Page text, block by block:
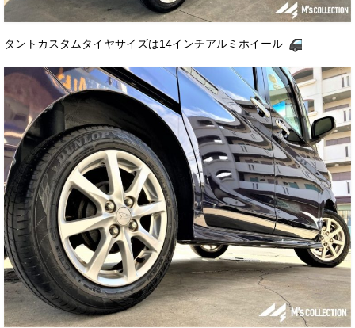
タントカスタムタイヤサイズは14インチアルミホイール